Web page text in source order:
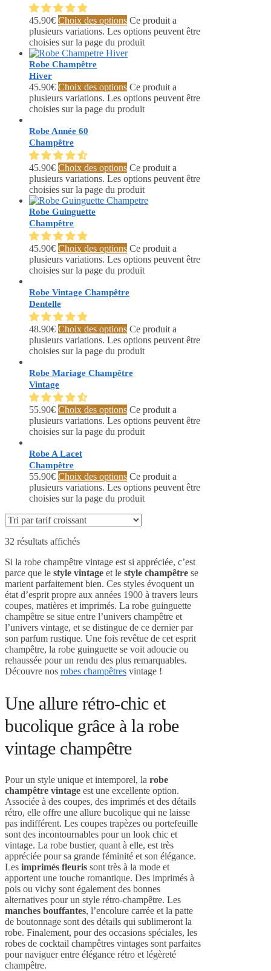
45.90€ Choix des options Ce produit a
plusieurs variations. Les options peuvent être
choisies sur la page du produit
Robe Champêtre
Hiver
45.90€ Choix des options Ce produit a
plusieurs variations. Les options peuvent être
choisies sur la page du produit
Robe Année 60
Champêtre
45.90€ Choix des options Ce produit a
plusieurs variations. Les options peuvent être
choisies sur la page du produit
Robe Guinguette
Champêtre
45.90€ Choix des options Ce produit a
plusieurs variations. Les options peuvent être
choisies sur la page du produit
Robe Vintage Champêtre
Dentelle
48.90€ Choix des options Ce produit a
plusieurs variations. Les options peuvent être
choisies sur la page du produit
Robe Mariage Champêtre
Vintage
55.90€ Choix des options Ce produit a
plusieurs variations. Les options peuvent être
choisies sur la page du produit
Robe A Lacet
Champêtre
55.90€ Choix des options Ce produit a
plusieurs variations. Les options peuvent être
choisies sur la page du produit
32 résultats affichés
Si la robe champêtre vintage est si appréciée, c’est
parce que le style vintage et le style champêtre se
marient parfaitement bien. Ces styles évoquent un
état d’esprit propre aux années 1900 à travers leurs
coupes, matières et imprimés. La robe guinguette
champêtre se situe entre l’univers champêtre et
l’univers vintage, et se distingue de ce dernier par
son parfum rustique. Une fois revêtue de cet esprit
champêtre, la robe guinguette se voit adoucie ou
rehaussée pour un rendu des plus remarquables.
Découvre nos robes champêtres vintage !
Une allure rétro-chic et
bucolique grâce à la robe
vintage champêtre
Pour un style unique et intemporel, la robe
champêtre vintage est une excellente option.
Associée à des coupes, des imprimés et des détails
rétro, elle offre une allure bucolique qui ne laisse
pas indifférent. Les coupes trapèzes ou portefeuille
sont des incontournables pour un look chic et
vintage. La robe bustier, quant à elle, est très
appréciée pour sa grande féminité et son élégance.
Les imprimés fleuris sont très à la mode et
apportent une touche romantique. Des imprimés à
pois ou vichy sont également des bonnes
alternatives pour un style rétro-champêtre. Les
manches bouffantes, l’encolure carrée et la patte
de boutonnage sont des détails qui sublimeront la
robe. Finalement, pour des occasions spéciales, les
robes de cocktail champêtres vintages sont parfaites
pour naviguer entre élégance rétro et légèreté
champêtre.